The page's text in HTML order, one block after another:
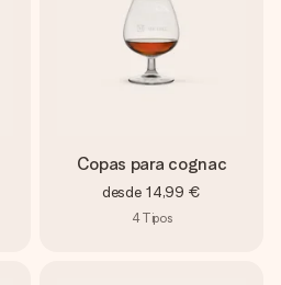
Copas para cognac
desde 14,99 €
4Tipos